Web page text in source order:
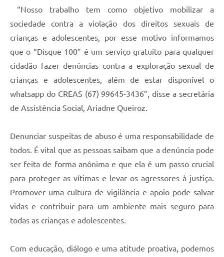
“Nosso trabalho tem como objetivo mobilizar a
sociedade contra a violação dos direitos sexuais de
crianças e adolescentes, por esse motivo informamos
que o “Disque 100” é um serviço gratuito para qualquer
cidadão fazer denúncias contra a exploração sexual de
crianças e adolescentes, além de estar disponível o
whatsapp do CREAS (67) 99645-3436”, disse a secretária
de Assistência Social, Ariadne Queiroz.
Denunciar suspeitas de abuso é uma responsabilidade de
todos. É vital que as pessoas saibam que a denúncia pode
ser feita de forma anônima e que ela é um passo crucial
para proteger as vítimas e levar os agressores à justiça.
Promover uma cultura de vigilância e apoio pode salvar
vidas e contribuir para um ambiente mais seguro para
todas as crianças e adolescentes.
Com educação, diálogo e uma atitude proativa, podemos